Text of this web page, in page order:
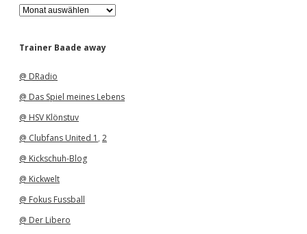
A
r
h
Trainer Baade away
@ DRadio
@ Das Spiel meines Lebens
@ HSV Klönstuv
@ Clubfans United 1 , 2
@ Kickschuh-Blog
@ Kickwelt
@ Fokus Fussball
@ Der Libero